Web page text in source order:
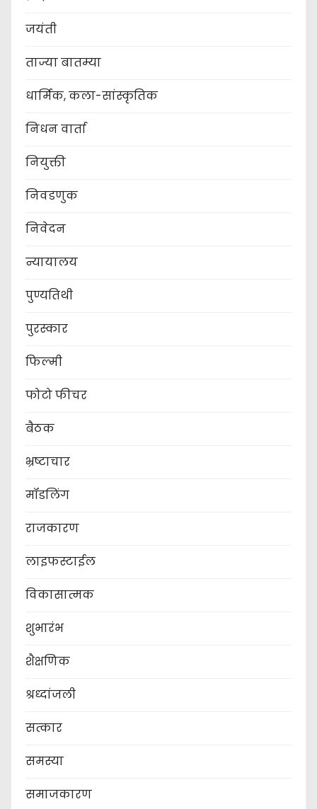
जयंती
ताज्या बातम्या
धार्मिक, कला-सांस्कृतिक
निधन वार्ता
नियुक्ती
निवडणुक
निवेदन
न्यायालय
पुण्यतिथी
पुरस्कार
फिल्मी
फोटो फीचर
बैठक
भ्रष्टाचार
मॉडलिंग
राजकारण
लाइफस्टाईल
विकासात्मक
शुभारंभ
शैक्षणिक
श्रध्दांजली
सत्कार
समस्या
समाजकारण